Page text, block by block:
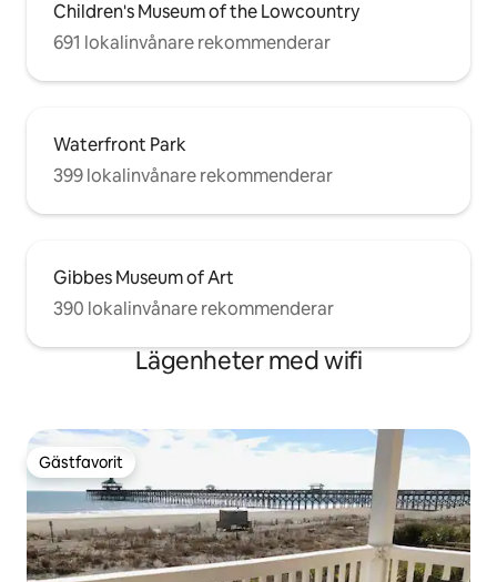
Children's Museum of the Lowcountry
691 lokalinvånare rekommenderar
Waterfront Park
399 lokalinvånare rekommenderar
Gibbes Museum of Art
390 lokalinvånare rekommenderar
Lägenheter med wifi
Gästfavorit
Gästfavorit